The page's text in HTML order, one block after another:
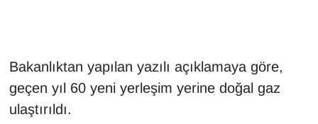
Bakanlıktan yapılan yazılı açıklamaya göre,
geçen yıl 60 yeni yerleşim yerine doğal gaz
ulaştırıldı.
İngilizce